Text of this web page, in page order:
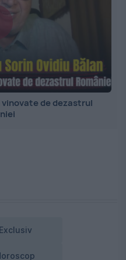
de dezastrul
Exclusiv